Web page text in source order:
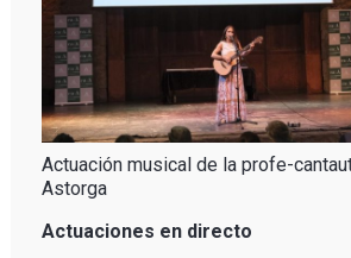
Actuación musical de la profe-
Astorga
Actuaciones en directo